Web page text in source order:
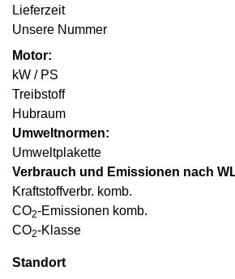
Lieferzeit
Unsere Nummer
Motor:
kW / PS
Treibstoff
Hubraum
Umweltnormen:
Umweltplakette
Verbrauch und Emissionen nach
Kraftstoffverbr. komb.
CO2-Emissionen komb.
CO2-Klasse
Standort